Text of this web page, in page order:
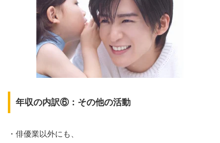
年収の内訳⑥：その他の活動
・俳優業以外にも、